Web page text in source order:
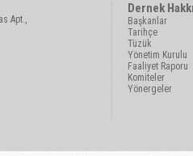
Apt.,
Dernek
Başkanlar
Tarihçe
Tüzük
Yönetim Kurulu
Faaliyet Raporu
Komiteler
Yönergeler